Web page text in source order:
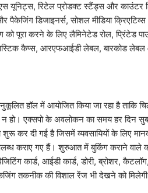
यूनिट्स, रिटेल प्रोडक्ट स्टैंड्स और
पैकेजिंग डिजाइनर्स, सोशल मीडिया
पूरा करने के लिए लैमिनेटेड रोल, प्रिंटेड
कैप्स, आरएफआईडी लेबल, बारकोड
हॉल में आयोजित किया जा रहा है ताकि
हो। एक्सपो के अवलोकन का समय हर दिन
शुरू कर दी गई है जिसमें व्यवसायियों के लिए
कराए गए हैं। शुरुआत में बुकिंग कराने वाले
कार्ड, आईडी कार्ड, डोरी, ब्रोशर,
तकनीक की विशाल रेंज भी देखने को